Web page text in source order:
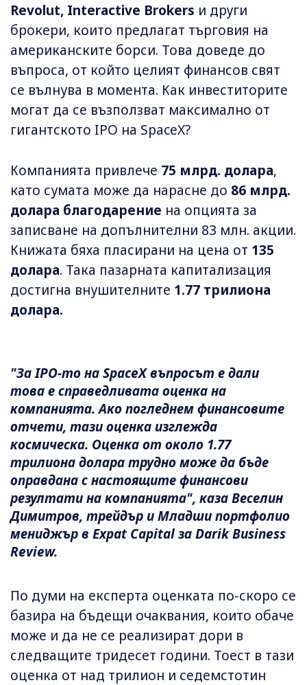
Revolut, Interactive Brokers и други
брокери, които предлагат търговия на
американските борси. Това доведе до
въпроса, от който целият финансов свят
се вълнува в момента. Как инвеститорите
могат да се възползват максимално от
гигантското IPO на SpaceX?
Компанията привлече 75 млрд. долара,
като сумата може да нарасне до 86 млрд.
долара благодарение на опцията за
записване на допълнителни 83 млн. акции.
Книжата бяха пласирани на цена от 135
долара. Така пазарната капитализация
достигна внушителните 1.77 трилиона
долара.
"За IPO-то на SpaceX въпросът е дали
това е справедливата оценка на
компанията. Ако погледнем финансовите
отчети, тази оценка изглежда
космическа. Оценка от около 1.77
трилиона долара трудно може да бъде
оправдана с настоящите финансови
резултати на компанията", каза Веселин
Димитров, трейдър и Младши портфолио
мениджър в Expat Capital за Darik Business
Review.
По думи на експерта оценката по-скоро се
базира на бъдещи очаквания, които обаче
може и да не се реализират дори в
следващите тридесет години. Тоест в тази
оценка от над трилион и седемстотин